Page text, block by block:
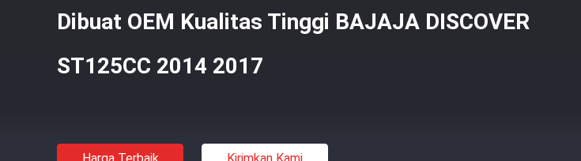
Dibuat OEM Kualitas Tinggi BAJAJA DISCOVER
ST125CC 2014 2017